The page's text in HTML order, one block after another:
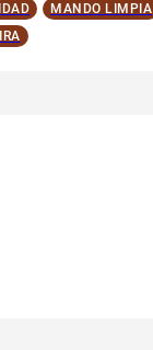
MANDO LIMPIA